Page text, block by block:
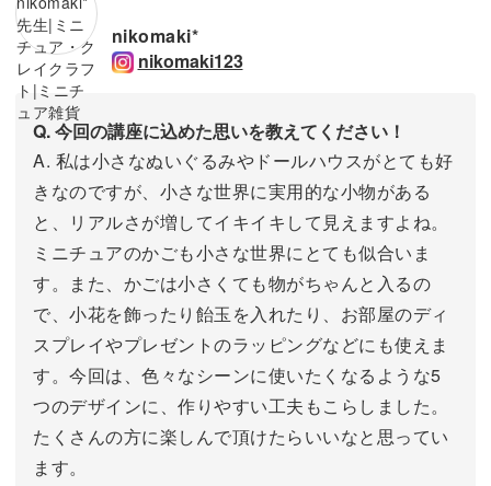
nikomaki*
nikomaki123
Q. 今回の講座に込めた思いを教えてください！
A. 私は小さなぬいぐるみやドールハウスがとても好
きなのですが、小さな世界に実用的な小物がある
と、リアルさが増してイキイキして見えますよね。
ミニチュアのかごも小さな世界にとても似合いま
す。また、かごは小さくても物がちゃんと入るの
で、小花を飾ったり飴玉を入れたり、お部屋のディ
スプレイやプレゼントのラッピングなどにも使えま
す。今回は、色々なシーンに使いたくなるような5
つのデザインに、作りやすい工夫もこらしました。
たくさんの方に楽しんで頂けたらいいなと思ってい
ます。